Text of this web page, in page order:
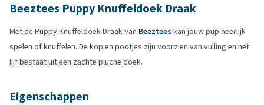
Beeztees Puppy Knuffeldoek Draak
Met de Puppy Knuffeldoek Draak van Beeztees kan jouw pup heerlijk
spelen of knuffelen. De kop en pootjes zijn voorzien van vulling en het
lijf bestaat uit een zachte pluche doek.
Eigenschappen